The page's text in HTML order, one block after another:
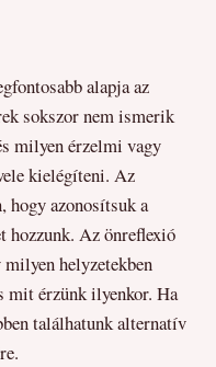
alapja az
sokszor nem ismerik
milyen érzelmi vagy
kielégíteni. Az
hogy azonosítsuk a
hozzunk. Az önreflexió
helyzetekben
mit érzünk ilyenkor. Ha
találhatunk alternatív